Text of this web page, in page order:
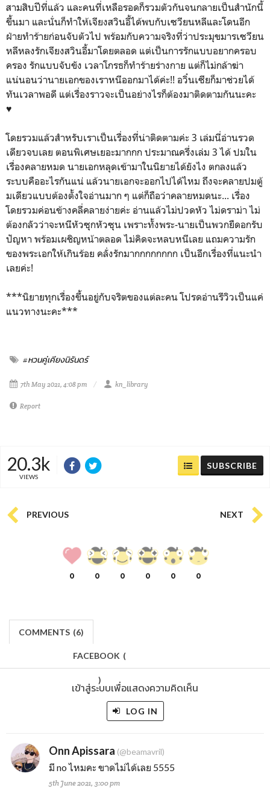
สามสิบปีที่แล้ว และคนที่เหลือรอดก็รวมตัวกันจนกลายเป็นสำนักนี้
ขึ้นมา และนั่นก็ทำให้เจียงสวินอี้ได้พบกับเซวียนหลีและโดนอีก
ฝ่ายทำร้ายก่อนจับตัวไป พร้อมกับความจริงที่ว่าประมุขมารเซวียน
หลีหลงรักเจียงสวินอี้มาโดยตลอด แต่เป็นการรักแบบอยากครอบ
ครอง รักแบบจับขัง เวลาโกรธก็ทำร้ายร่างกาย แต่ก็ไม่กล้าฆ่า
แน่นอนว่านายเอกของเราหนีออกมาได้ค่ะ!! อวิ๋นเซียก็มาช่วยได้
ทันเวลาพอดี แต่เรื่องราวจะเป็นอย่างไรก็ต้องมาติดตามกันนะคะ
♥️
โดยรวมแล้วสำหรับเราเป็นเรื่องที่น่าติดตามค่ะ 3 เล่มนี่อ่านรวด
เดียวจบเลย ตอนพิเศษเยอะมากกก ประมาณครึ่งเล่ม 3 ได้ ปมใน
เรื่องคลายหมด นายเอกหลุดเข้ามาในนิยายได้ยังไง ตกลงแล้ว
ระบบคืออะไรกันแน่ แล้วนายเอกจะออกไปได้ไหม ถึงจะคลายปมตู้
มเดียวแบบต้องตั้งใจอ่านมาก ๆ แต่ก็ถือว่าคลายหมดนะ... เรื่อง
โดยรวมค่อนข้างคลี่คลายง่ายค่ะ อ่านแล้วไม่ปวดหัว ไม่ดราม่า ไม่
ต้องกลัวว่าจะหนีหัวซุกหัวซุน เพราะทั้งพระ-นายเป็นพวกยืดอกรับ
ปัญหา พร้อมเผชิญหน้าตลอด ไม่คิดจะหลบหนีเลย แถมความรัก
ของพระเอกให้เกินร้อย คลั่งรักมากกกกกกกก เป็นอีกเรื่องที่แนะนำ
เลยค่ะ!
***นิยายทุกเรื่องขึ้นอยู่กับจริตของแต่ละคน โปรดอ่านรีวิวเป็นแค่
แนวทางนะคะ***
#หวนคู่เคียงนิรันดร์
7th May 2021, 4:08 pm kn_library
Report
20.3k
VIEWS
SUBSCRIBE
PREVIOUS NEXT
0 0 0 0 0 0
COMMENTS (6)
FACEBOOK (
)
เข้าสู่ระบบเพื่อแสดงความคิดเห็น
LOG IN
Onn Apissara (@beamavril)
มี no ไหมคะ ขาดไม่ได้เลย 5555
5th June 2021, 3:00 pm